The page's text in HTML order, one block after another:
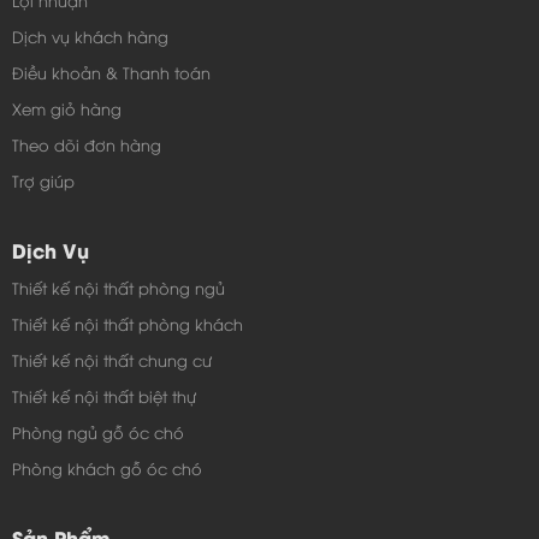
Giường ngủ đôi- TC1193
ở Công ty nội thất Toàn Cầu, giường ngủ đảm bảo
chất lượng bền nhất khi sử dụng, thời gian bảo hành
lên đến 3 năm. Giường thiết kế rất chắc chắn, kiểu
Dịch vụ khách hàng
Điều khoản & Thanh toán
Xem giỏ hàng
Theo dõi đơn hàng
Trợ giúp
Dịch Vụ
Thiết kế nội thất phòng ngủ
Thiết kế nội thất phòng khách
Thiết kế nội thất chung cư
Thiết kế nội thất biệt thự
Phòng ngủ gỗ óc chó
Phòng khách gỗ óc chó